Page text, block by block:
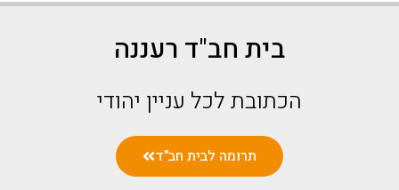
בית חב"ד רעננה
הכתובת לכל עניין יהודי
תרומה לבית חב"ד